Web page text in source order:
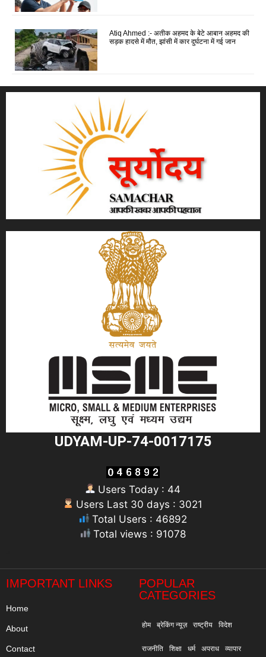
Atiq Ahmed :- अतीक अहमद के बेटे आबान अहमद की
सड़क हादसे में मौत, झांसी में कार दुर्घटना में गई जान
UDYAM-UP-74-0017175
Users Today : 44
Users Last 30 days : 3021
Total Users : 46892
Total views : 91078
IMPORTANT LINKS
Home
About
Contact
POPULAR
CATEGORIES
होम ब्रेकिंग न्यूज़ राष्ट्रीय विदेश
राजनीति शिक्षा धर्म अपराध व्यापार